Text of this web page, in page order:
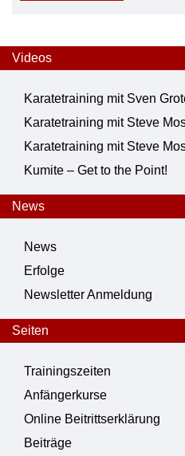
Videos
Karatetraining mit Sven
Karatetraining mit Steve
Karatetraining mit Steve
Kumite – Get to the Point!
News
News
Erfolge
Newsletter Anmeldung
Seiten
Trainingszeiten
Anfängerkurse
Online Beitrittserklärung
Beiträge